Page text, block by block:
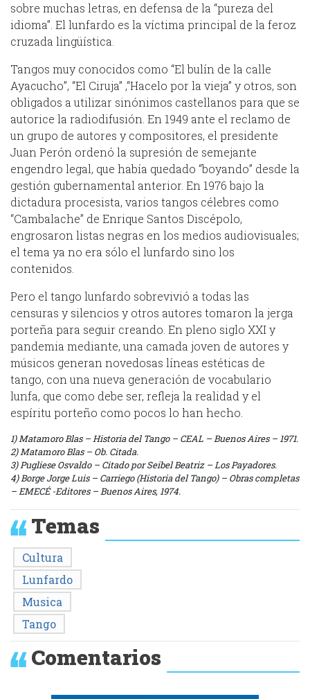
sobre muchas letras, en defensa de la “pureza del
idioma”. El lunfardo es la víctima principal de la feroz
cruzada lingüística.
Tangos muy conocidos como “El bulín de la calle
Ayacucho”, “El Ciruja” ,“Hacelo por la vieja” y otros, son
obligados a utilizar sinónimos castellanos para que se
autorice la radiodifusión. En 1949 ante el reclamo de
un grupo de autores y compositores, el presidente
Juan Perón ordenó la supresión de semejante
engendro legal, que había quedado “boyando” desde la
gestión gubernamental anterior. En 1976 bajo la
dictadura procesista, varios tangos célebres como
“Cambalache” de Enrique Santos Discépolo,
engrosaron listas negras en los medios audiovisuales;
el tema ya no era sólo el lunfardo sino los
contenidos.
Pero el tango lunfardo sobrevivió a todas las
censuras y silencios y otros autores tomaron la jerga
porteña para seguir creando. En pleno siglo XXI y
pandemia mediante, una camada joven de autores y
músicos generan novedosas líneas estéticas de
tango, con una nueva generación de vocabulario
lunfa, que como debe ser, refleja la realidad y el
espíritu porteño como pocos lo han hecho.
1) Matamoro Blas – Historia del Tango – CEAL – Buenos Aires – 1971.
2) Matamoro Blas – Ob. Citada.
3) Pugliese Osvaldo – Citado por Seibel Beatriz – Los Payadores.
4) Borge Jorge Luis – Carriego (Historia del Tango) – Obras completas
– EMECÉ -Editores – Buenos Aires, 1974.
Temas
Cultura
Lunfardo
Musica
Tango
Comentarios